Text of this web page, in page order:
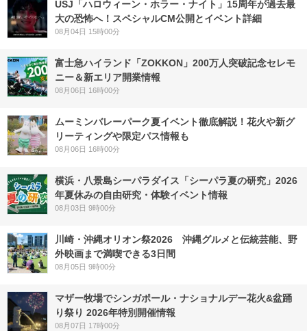
USJ「ハロウィーン・ホラー・ナイト」15周年が過去最
大の恐怖へ！スペシャルCM公開とイベント詳細
08月04日 15時00分
富士急ハイランド「ZOKKON」200万人突破記念セレモ
ニー＆新エリア開業情報
08月06日 16時00分
ムーミンバレーパーク夏イベント徹底解説！花火や新グ
リーティングや限定パス情報も
08月06日 16時00分
横浜・八景島シーパラダイス「シーパラ夏の研究」2026
年夏休みの自由研究・体験イベント情報
08月03日 9時00分
川崎・沖縄オリオン祭2026 沖縄グルメと伝統芸能、野
外映画まで満喫できる3日間
08月05日 9時00分
マザー牧場でシンガポール・ナショナルデー花火&盆踊
り祭り 2026年特別開催情報
08月07日 17時00分